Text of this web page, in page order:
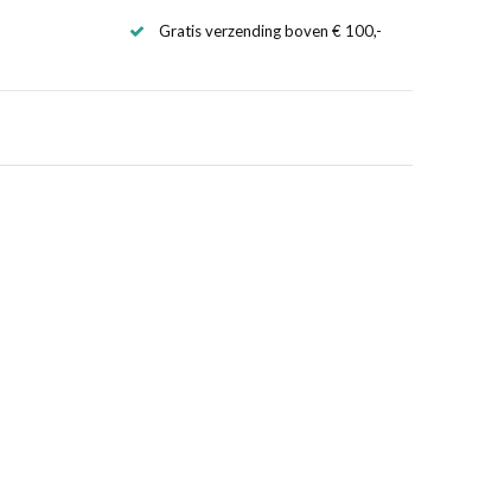
Gratis verzending boven € 100,-